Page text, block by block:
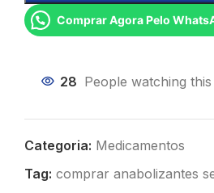
Comprar Agora Pelo
28 People watching
Categoria: Medicamentos
Tag: comprar anabolizantes